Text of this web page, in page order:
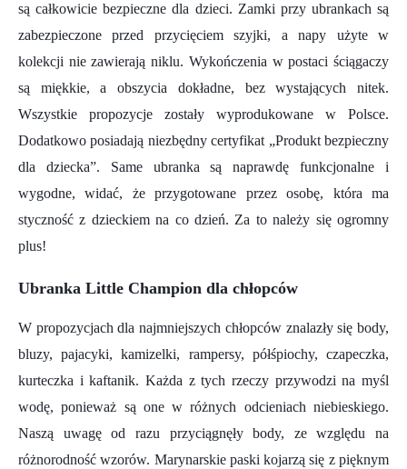
są całkowicie bezpieczne dla dzieci. Zamki przy ubrankach są
zabezpieczone przed przycięciem szyjki, a napy użyte w
kolekcji nie zawierają niklu. Wykończenia w postaci ściągaczy
są miękkie, a obszycia dokładne, bez wystających nitek.
Wszystkie propozycje zostały wyprodukowane w Polsce.
Dodatkowo posiadają niezbędny certyfikat „Produkt bezpieczny
dla dziecka”. Same ubranka są naprawdę funkcjonalne i
wygodne, widać, że przygotowane przez osobę, która ma
styczność z dzieckiem na co dzień. Za to należy się ogromny
plus!
Ubranka Little Champion dla chłopców
W propozycjach dla najmniejszych chłopców znalazły się body,
bluzy, pajacyki, kamizelki, rampersy, półśpiochy, czapeczka,
kurteczka i kaftanik. Każda z tych rzeczy przywodzi na myśl
wodę, ponieważ są one w różnych odcieniach niebieskiego.
Naszą uwagę od razu przyciągnęły body, ze względu na
różnorodność wzorów. Marynarskie paski kojarzą się z pięknym